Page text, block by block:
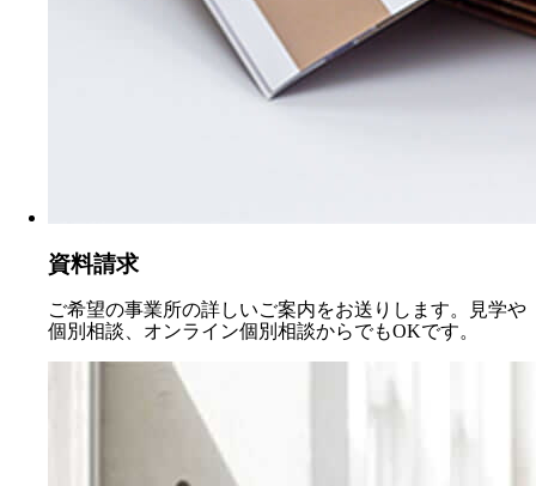
資料請求
ご希望の事業所の詳しいご案内をお送りします。見学や
個別相談、オンライン個別相談からでもOKです。